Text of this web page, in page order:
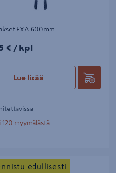
FXA 600mm
kpl
€ / kpl
Lue lisää
120 myymälästä
3,6kg
edullisesti